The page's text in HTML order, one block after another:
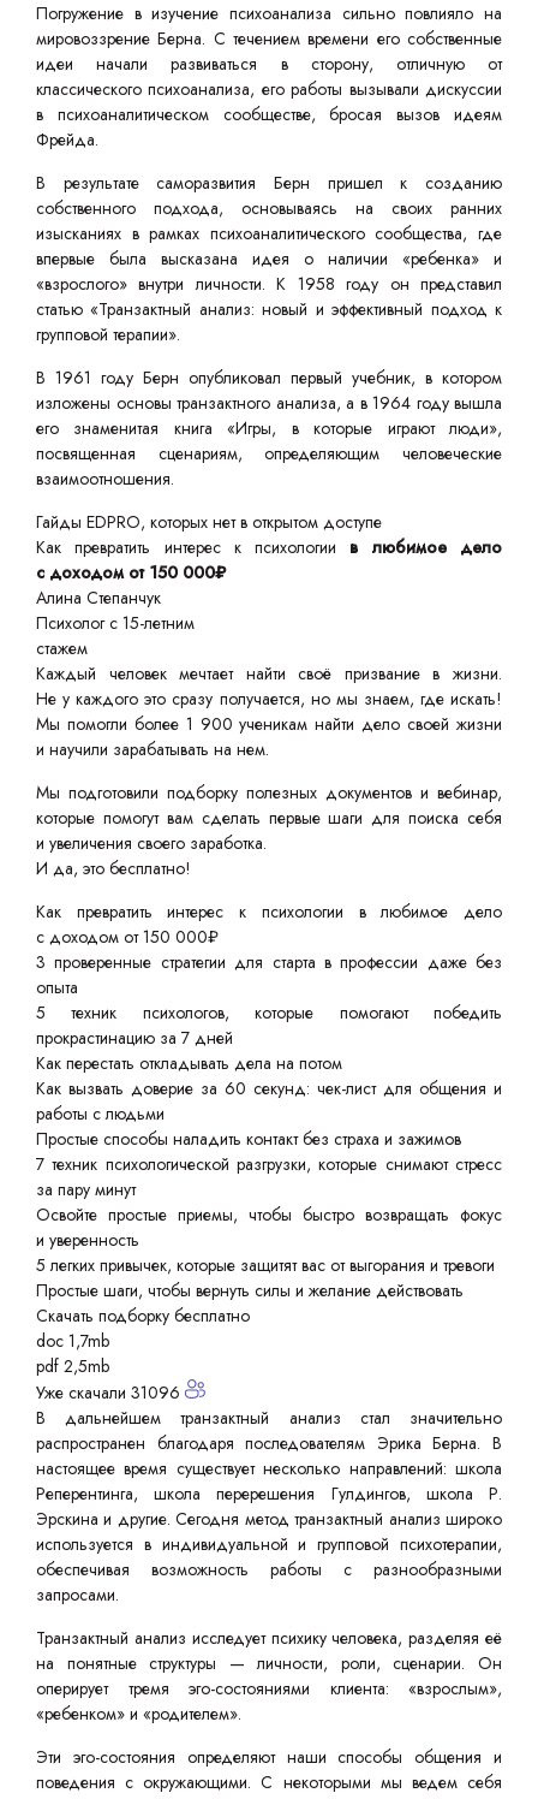
Погружение в изучение психоанализа сильно повлияло на
мировоззрение Берна. С течением времени его собственные
идеи начали развиваться в сторону, отличную от
классического психоанализа, его работы вызывали дискуссии
в психоаналитическом сообществе, бросая вызов идеям
Фрейда.
В результате саморазвития Берн пришел к созданию
собственного подхода, основываясь на своих ранних
изысканиях в рамках психоаналитического сообщества, где
впервые была высказана идея о наличии «ребенка» и
«взрослого» внутри личности. К 1958 году он представил
статью «Транзактный анализ: новый и эффективный подход к
групповой терапии».
В 1961 году Берн опубликовал первый учебник, в котором
изложены основы транзактного анализа, а в 1964 году вышла
его знаменитая книга «Игры, в которые играют люди»,
посвященная сценариям, определяющим человеческие
взаимоотношения.
Гайды EDPRO, которых нет в открытом доступе
Как превратить интерес к психологии в любимое дело
с доходом от 150 000₽
Алина Степанчук
Психолог с 15-летним
стажем
Каждый человек мечтает найти своё призвание в жизни.
Не у каждого это сразу получается, но мы знаем, где искать!
Мы помогли более 1 900 ученикам найти дело своей жизни
и научили зарабатывать на нем.
Мы подготовили подборку полезных документов и вебинар,
которые помогут вам сделать первые шаги для поиска себя
и увеличения своего заработка.
И да, это бесплатно!
Как превратить интерес к психологии в любимое дело
с доходом от 150 000₽
3 проверенные стратегии для старта в профессии даже без
опыта
5 техник психологов, которые помогают победить
прокрастинацию за 7 дней
Как перестать откладывать дела на потом
Как вызвать доверие за 60 секунд: чек-лист для общения и
работы с людьми
Простые способы наладить контакт без страха и зажимов
7 техник психологической разгрузки, которые снимают стресс
за пару минут
Освойте простые приемы, чтобы быстро возвращать фокус
и уверенность
5 легких привычек, которые защитят вас от выгорания и тревоги
Простые шаги, чтобы вернуть силы и желание действовать
Скачать подборку бесплатно
doc 1,7mb
pdf 2,5mb
Уже скачали 31096
В дальнейшем транзактный анализ стал значительно
распространен благодаря последователям Эрика Берна. В
настоящее время существует несколько направлений: школа
Реперентинга, школа перерешения Гулдингов, школа Р.
Эрскина и другие. Сегодня метод транзактный анализ широко
используется в индивидуальной и групповой психотерапии,
обеспечивая возможность работы с разнообразными
запросами.
Транзактный анализ исследует психику человека, разделяя её
на понятные структуры — личности, роли, сценарии. Он
оперирует тремя эго-состояниями клиента: «взрослым»,
«ребенком» и «родителем».
Эти эго-состояния определяют наши способы общения и
поведения с окружающими. С некоторыми мы ведем себя